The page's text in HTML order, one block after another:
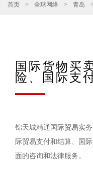
首页 > 全球网络 > 青岛
国际货物买
险、国际支
锦天城精通国际贸易实
际贸易支付和结算、国
面的咨询和法律服务。